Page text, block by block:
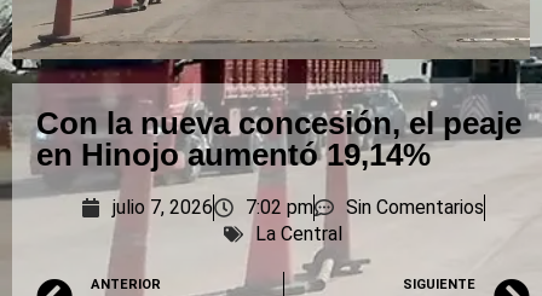
Con la nueva concesión, el peaje
en Hinojo aumentó 19,14%
julio 7, 2026 7:02 pm
Sin Comentarios
La Central
ANTERIOR SIGUIENTE